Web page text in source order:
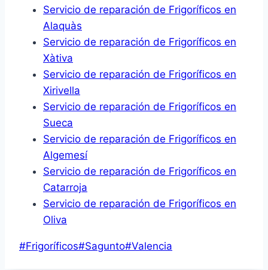
Servicio de reparación de Frigoríficos en
Alaquàs
Servicio de reparación de Frigoríficos en
Xàtiva
Servicio de reparación de Frigoríficos en
Xirivella
Servicio de reparación de Frigoríficos en
Sueca
Servicio de reparación de Frigoríficos en
Algemesí
Servicio de reparación de Frigoríficos en
Catarroja
Servicio de reparación de Frigoríficos en
Oliva
Etiquetas
#Frigoríficos#Sagunto#Valencia